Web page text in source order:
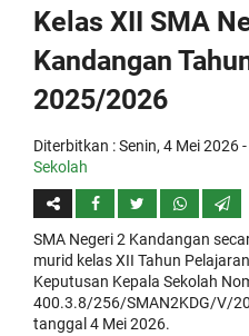
Kelas XII SMA
Kandangan
2025/2026
Diterbitkan :Senin, 4 Mei 2026
Sekolah
SMA Negeri 2 Kandangan
murid kelas XII Tahun
Keputusan Kepala Sekolah
400.3.8/256/SMAN2KDG/V/
tanggal 4 Mei 2026.